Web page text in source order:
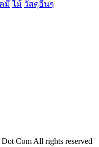
มี ไม้ วัสดุอื่นๆ
Com All rights reserved